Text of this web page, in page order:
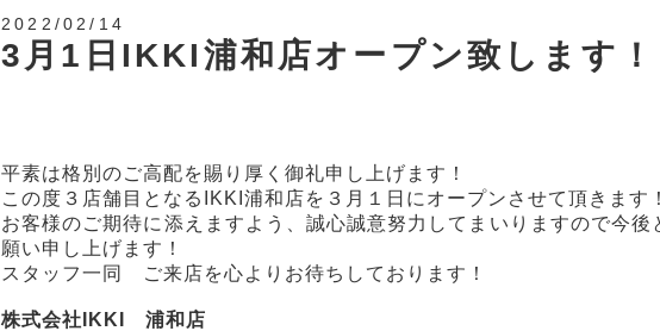
2022/02/14
3月1日IKKI浦和店オープン致します！
平素は格別のご高配を賜り厚く御礼申し上げます！
この度３店舗目となるIKKI浦和店を３月１日にオープンさせて頂きます！
お客様のご期待に添えますよう、誠心誠意努力してまいりますので今
願い申し上げます！
スタッフ一同 ご来店を心よりお待ちしております！
株式会社IKKI 浦和店